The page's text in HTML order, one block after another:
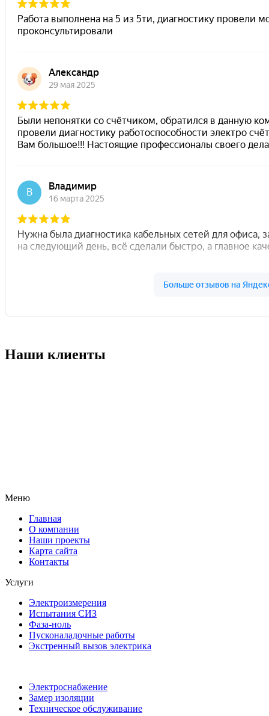
Наши клиенты
Меню
Главная
О компании
Наши проекты
Карта сайта
Контакты
Услуги
Электроизмерения
Испытания СИЗ
Фаза-ноль
Пусконаладочные работы
Экстренный вызов электрика
Электроснабжение
Замер изоляции
Техническое обслуживание